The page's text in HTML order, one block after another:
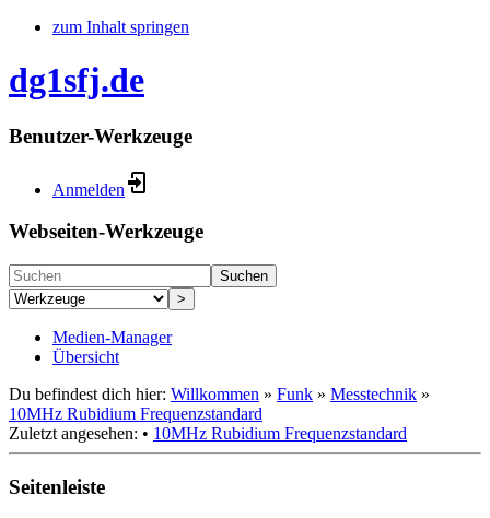
zum Inhalt springen
dg1sfj.de
Benutzer-Werkzeuge
Anmelden
Webseiten-Werkzeuge
Suchen
>
Medien-Manager
Übersicht
Du befindest dich hier: Willkommen » Funk » Messtechnik »
10MHz Rubidium Frequenzstandard
Zuletzt angesehen: • 10MHz Rubidium Frequenzstandard
Seitenleiste